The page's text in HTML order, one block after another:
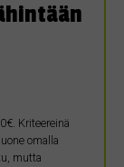
Kriteereinä
omalla
mutta